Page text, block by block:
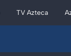
TV Azteca